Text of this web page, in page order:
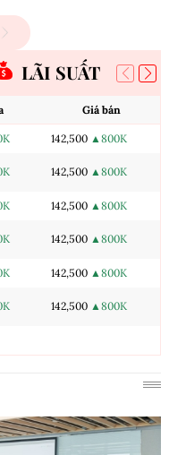
LÃI SUẤT
Giá bán
142,500 ▲800K
142,500 ▲800K
142,500 ▲800K
142,500 ▲800K
142,500 ▲800K
142,500 ▲800K